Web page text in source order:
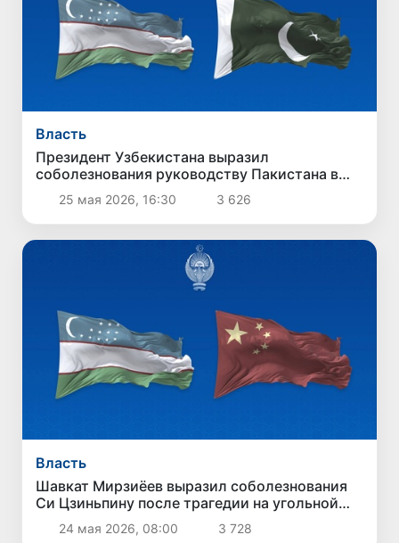
Власть
Президент Узбекистана выразил
соболезнования руководству Пакистана в
связи с терактом в Кветте
25 мая 2026, 16:30 3 626
Власть
Шавкат Мирзиёев выразил соболезнования
Си Цзиньпину после трагедии на угольной
шахте в Китае
24 мая 2026, 08:00 3 728